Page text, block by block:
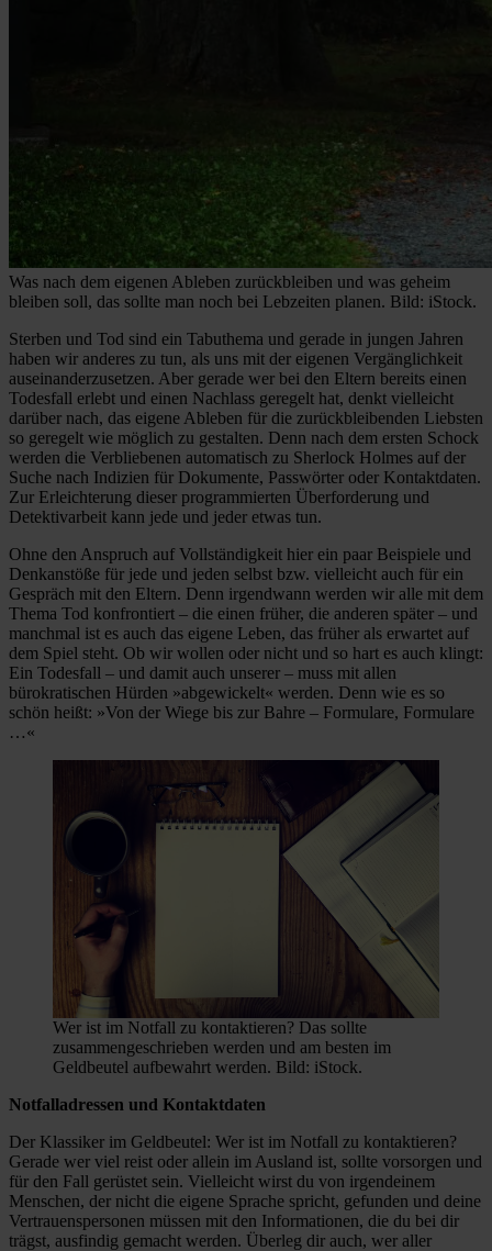
Was nach dem eigenen Ableben zurückbleiben und was geheim
bleiben soll, das sollte man noch bei Lebzeiten planen. Bild: iStock.
Sterben und Tod sind ein Tabuthema und gerade in jungen Jahren
haben wir anderes zu tun, als uns mit der eigenen Vergänglichkeit
auseinanderzusetzen. Aber gerade wer bei den Eltern bereits einen
Todesfall erlebt und einen Nachlass geregelt hat, denkt vielleicht
darüber nach, das eigene Ableben für die zurückbleibenden Liebsten
so geregelt wie möglich zu gestalten. Denn nach dem ersten Schock
werden die Verbliebenen automatisch zu Sherlock Holmes auf der
Suche nach Indizien für Dokumente, Passwörter oder Kontaktdaten.
Zur Erleichterung dieser programmierten Überforderung und
Detektivarbeit kann jede und jeder etwas tun.
Ohne den Anspruch auf Vollständigkeit hier ein paar Beispiele und
Denkanstöße für jede und jeden selbst bzw. vielleicht auch für ein
Gespräch mit den Eltern. Denn irgendwann werden wir alle mit dem
Thema Tod konfrontiert – die einen früher, die anderen später – und
manchmal ist es auch das eigene Leben, das früher als erwartet auf
dem Spiel steht. Ob wir wollen oder nicht und so hart es auch klingt:
Ein Todesfall – und damit auch unserer – muss mit allen
bürokratischen Hürden »abgewickelt« werden. Denn wie es so
schön heißt: »Von der Wiege bis zur Bahre – Formulare, Formulare
…«
Wer ist im Notfall zu kontaktieren? Das sollte
zusammengeschrieben werden und am besten im
Geldbeutel aufbewahrt werden. Bild: iStock.
Notfalladressen und Kontaktdaten
Der Klassiker im Geldbeutel: Wer ist im Notfall zu kontaktieren?
Gerade wer viel reist oder allein im Ausland ist, sollte vorsorgen und
für den Fall gerüstet sein. Vielleicht wirst du von irgendeinem
Menschen, der nicht die eigene Sprache spricht, gefunden und deine
Vertrauenspersonen müssen mit den Informationen, die du bei dir
trägst, ausfindig gemacht werden. Überleg dir auch, wer aller